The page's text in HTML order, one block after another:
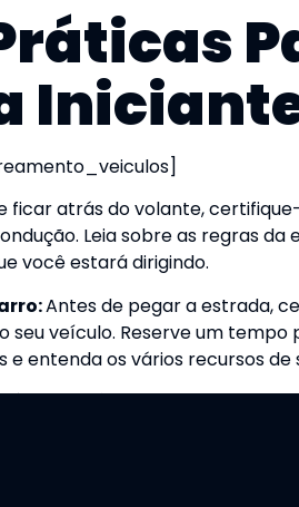
ficar atrás do volante,
Leia sobre as regras da
você estará dirigindo.
:Antes de pegar a estrada,
seu veículo. Reserve um tempo
entenda os vários recursos de
Está em Boas